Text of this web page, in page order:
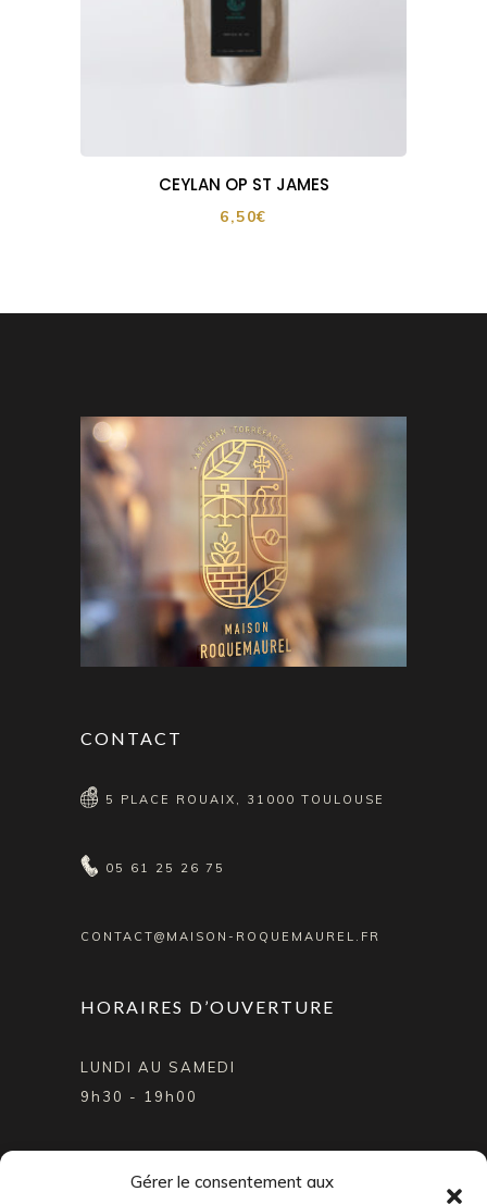
Gérer le consentement aux
CEYLAN OP ST JAMES
6,50€
CONTACT
5 PLACE ROUAIX, 31000 TOULOUSE
05 61 25 26 75
CONTACT@MAISON-ROQUEMAUREL.FR
HORAIRES D’OUVERTURE
LUNDI AU SAMEDI
9h30 - 19h00